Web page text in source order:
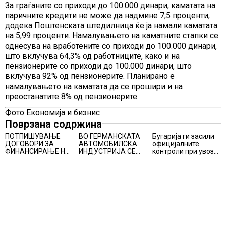
За граѓаните со приходи до 100.000 динари, каматата на
паричните кредити не може да надмине 7,5 проценти,
додека Поштенската штедилница ќе ја намали каматата
на 5,99 проценти. Намалувањето на каматните стапки се
однесува на вработените со приходи до 100.000 динари,
што вклучува 64,3% од работниците, како и на
пензионерите со приходи до 100.000 динари, што
вклучува 92% од пензионерите. Планирано е
намалувањето на каматата да се прошири и на
преостанатите 8% од пензионерите.
Фото Економија и бизнис
Поврзана содржина
ПОТПИШУВАЊЕ
ДОГОВОРИ ЗА
ФИНАНСИРАЊЕ НА
ВО ГЕРМАНСКАТА
АВТОМОБИЛСКА
ИНДУСТРИЈА СЕ
Бугарија ги засили
официјалните
контроли при увоз